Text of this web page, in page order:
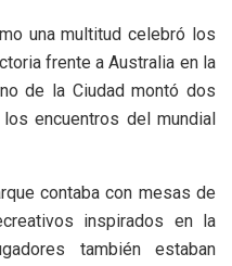
una multitud celebró los
frente a Australia en la
de la Ciudad montó dos
encuentros del mundial
contaba con mesas de
inspirados en la
también estaban